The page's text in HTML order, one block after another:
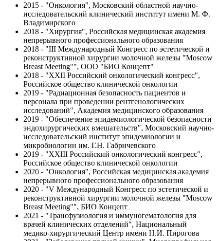
2015 - "Онкология", Московский областной научно-
исследовательский клинический институт имени М. Ф.
Владимирского
2018 - "Хирургия", Российская медицинская академия
непрерывного профессионального образования
2018 - "III Международный Конгресс по эстетической и
реконструктивной хирургии молочной железы "Moscow
Breast Meeting"", ООО "БИО Концепт"
2018 - "XXII Российский онкологический конгресс",
Российское общество клинической онкологии
2019 - "Радиационная безопасность пациентов и
персонала при проведении рентгенологических
исследований", Академия медицинского образования
2019 - "Обеспечение эпидемиологической безопасности
эндохирургических вмешательств", Московский научно-
исследовательский институт эпидемиологии и
микробиологии им. Г.Н. Габричевского
2019 - "XXIII Российский онкологический конгресс",
Российское общество клинической онкологии
2020 - "Онкология", Российская медицинская академия
непрерывного профессионального образования
2020 - "V Международный Конгресс по эстетической и
реконструктивной хирургии молочной железы "Moscow
Breast Meeting"", БИО Концепт
2021 - "Трансфузиология и иммуногематология для
врачей клинических отделений", Национальный
медико-хирургический Центр имени Н.И. Пирогова